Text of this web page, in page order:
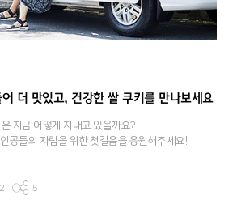
더 맛있고, 건강한 쌀 쿠키를 만나보세요
지금 어떻게 지내고 있을까요?
공들의 자립을 위한 첫걸음을 응원해주세요!
5